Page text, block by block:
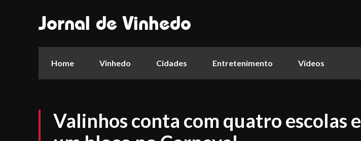
Jornal de Vinhedo
Home Vinhedo Cidades Entretenimento Vídeos
Valinhos conta com quatro escolas e